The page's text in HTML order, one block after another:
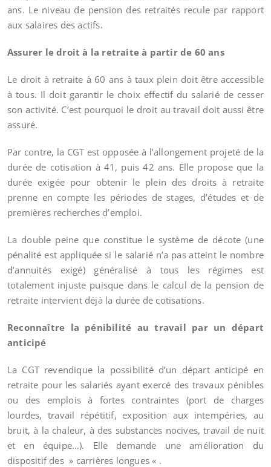
ans. Le niveau de pension des retraités recule par rapport
aux salaires des actifs.
Assurer le droit à la retraite à partir de 60 ans
Le droit à retraite à 60 ans à taux plein doit être accessible
à tous. Il doit garantir le choix effectif du salarié de cesser
son activité. C’est pourquoi le droit au travail doit aussi être
assuré.
Par contre, la CGT est opposée à l’allongement projeté de la
durée de cotisation à 41, puis 42 ans. Elle propose que la
durée exigée pour obtenir le plein des droits à retraite
prenne en compte les périodes de stages, d’études et de
premières recherches d’emploi.
La double peine que constitue le système de décote (une
pénalité est appliquée si le salarié n’a pas atteint le nombre
d’annuités exigé) généralisé à tous les régimes est
totalement injuste puisque dans le calcul de la pension de
retraite intervient déjà la durée de cotisations.
Reconnaître la pénibilité au travail par un départ
anticipé
La CGT revendique la possibilité d’un départ anticipé en
retraite pour les salariés ayant exercé des travaux pénibles
ou des emplois à fortes contraintes (port de charges
lourdes, travail répétitif, exposition aux intempéries, au
bruit, à la chaleur, à des substances nocives, travail de nuit
et en équipe…). Elle demande une amélioration du
dispositif des » carrières longues « .